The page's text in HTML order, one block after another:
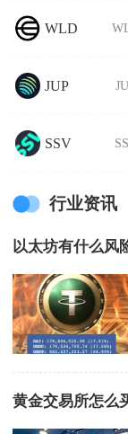
WLD
JUP
SSV
行业资讯
以太坊有什么风
黄金交易所怎么